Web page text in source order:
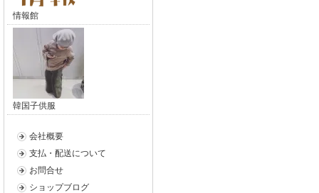
情報館
韓国子供服
会社概要
支払・配送について
お問合せ
ショップブログ